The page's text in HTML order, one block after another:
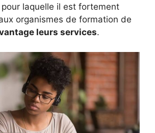
pour laquelle il est fortement
organismes de formation de
leurs services.